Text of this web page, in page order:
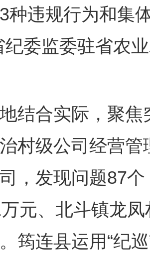
种违规行为和集
纪委监委驻省农
合实际，聚焦
村级公司经营
，发现问题87
元、北斗镇龙
筠连县运用“纪